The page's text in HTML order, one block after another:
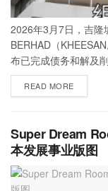
2026年3月7日，吉隆
BERHAD（
布已完成债务和解及
READ MORE
Super Dream
本发展事业版图